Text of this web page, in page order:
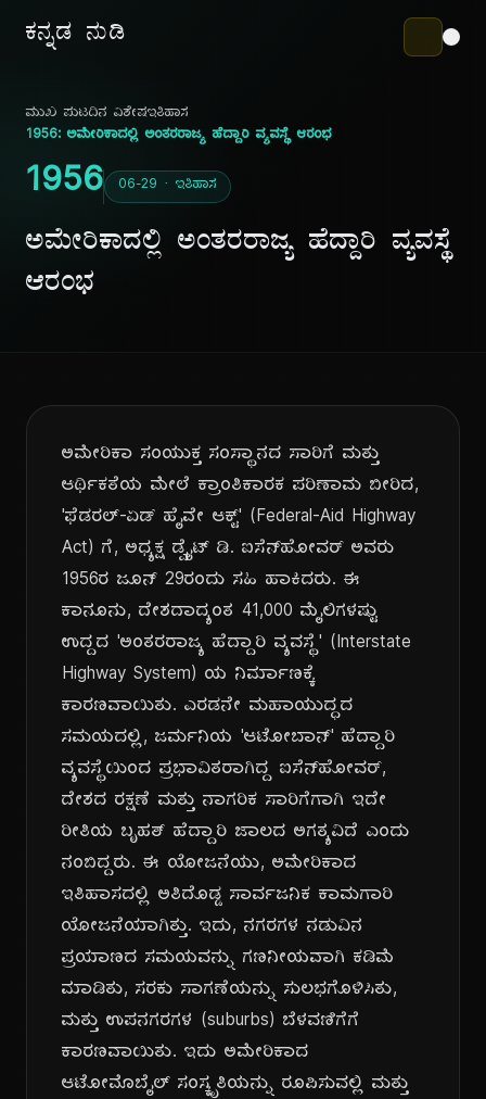
ಕನ್ನಡ ನುಡಿ
ಮುಖ ಪುಟದಿನ ವಿಶೇಷಇತಿಹಾಸ
1956: ಅಮೇರಿಕಾದಲ್ಲಿ ಅಂತರರಾಜ್ಯ ಹೆದ್ದಾರಿ ವ್ಯವಸ್ಥೆ ಆರಂಭ
1956 06-29 · ಇತಿಹಾಸ
ಅಮೇರಿಕಾದಲ್ಲಿ ಅಂತರರಾಜ್ಯ ಹೆದ್ದಾರಿ ವ್ಯವಸ್ಥೆ
ಆರಂಭ
ಅಮೇರಿಕಾ ಸಂಯುಕ್ತ ಸಂಸ್ಥಾನದ ಸಾರಿಗೆ ಮತ್ತು
ಆರ್ಥಿಕತೆಯ ಮೇಲೆ ಕ್ರಾಂತಿಕಾರಕ ಪರಿಣಾಮ ಬೀರಿದ,
'ಫೆಡರಲ್-ಏಡ್ ಹೈವೇ ಆಕ್ಟ್' (Federal-Aid Highway
Act) ಗೆ, ಅಧ್ಯಕ್ಷ ಡ್ವೈಟ್ ಡಿ. ಐಸೆನ್‌ಹೋವರ್ ಅವರು
1956ರ ಜೂನ್ 29ರಂದು ಸಹಿ ಹಾಕಿದರು. ಈ
ಕಾನೂನು, ದೇಶದಾದ್ಯಂತ 41,000 ಮೈಲಿಗಳಷ್ಟು
ಉದ್ದದ 'ಅಂತರರಾಜ್ಯ ಹೆದ್ದಾರಿ ವ್ಯವಸ್ಥೆ' (Interstate
Highway System) ಯ ನಿರ್ಮಾಣಕ್ಕೆ
ಕಾರಣವಾಯಿತು. ಎರಡನೇ ಮಹಾಯುದ್ಧದ
ಸಮಯದಲ್ಲಿ, ಜರ್ಮನಿಯ 'ಆಟೋಬಾನ್' ಹೆದ್ದಾರಿ
ವ್ಯವಸ್ಥೆಯಿಂದ ಪ್ರಭಾವಿತರಾಗಿದ್ದ ಐಸೆನ್‌ಹೋವರ್,
ದೇಶದ ರಕ್ಷಣೆ ಮತ್ತು ನಾಗರಿಕ ಸಾರಿಗೆಗಾಗಿ ಇದೇ
ರೀತಿಯ ಬೃಹತ್ ಹೆದ್ದಾರಿ ಜಾಲದ ಅಗತ್ಯವಿದೆ ಎಂದು
ನಂಬಿದ್ದರು. ಈ ಯೋಜನೆಯು, ಅಮೇರಿಕಾದ
ಇತಿಹಾಸದಲ್ಲಿ ಅತಿದೊಡ್ಡ ಸಾರ್ವಜನಿಕ ಕಾಮಗಾರಿ
ಯೋಜನೆಯಾಗಿತ್ತು. ಇದು, ನಗರಗಳ ನಡುವಿನ
ಪ್ರಯಾಣದ ಸಮಯವನ್ನು ಗಣನೀಯವಾಗಿ ಕಡಿಮೆ
ಮಾಡಿತು, ಸರಕು ಸಾಗಣೆಯನ್ನು ಸುಲಭಗೊಳಿಸಿತು,
ಮತ್ತು ಉಪನಗರಗಳ (suburbs) ಬೆಳವಣಿಗೆಗೆ
ಕಾರಣವಾಯಿತು. ಇದು ಅಮೇರಿಕಾದ
ಆಟೋಮೊಬೈಲ್ ಸಂಸ್ಕೃತಿಯನ್ನು ರೂಪಿಸುವಲ್ಲಿ ಮತ್ತು